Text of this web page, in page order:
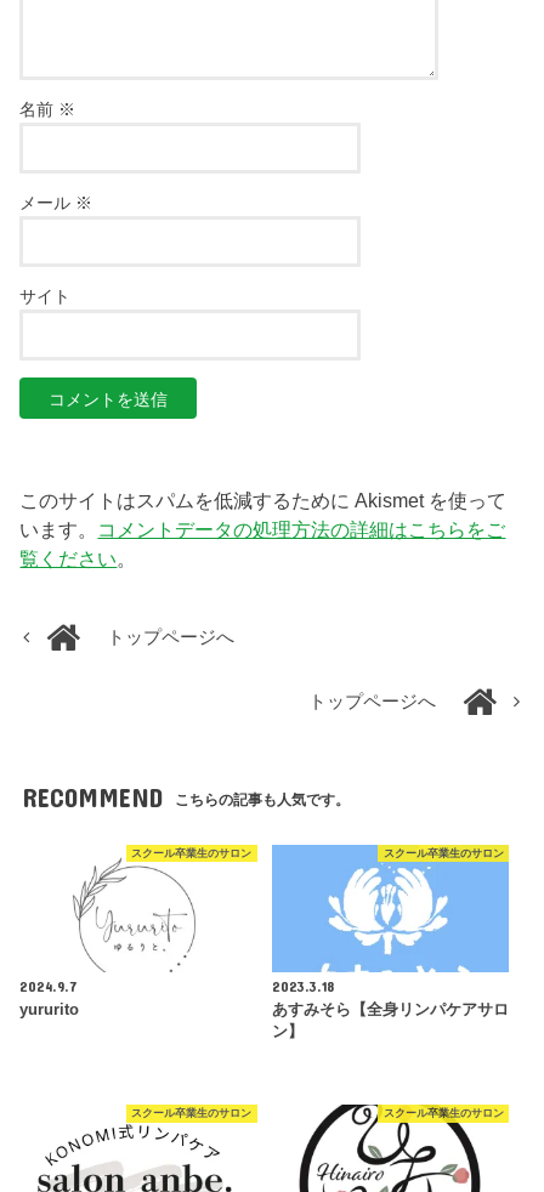
名前 ※
メール ※
サイト
このサイトはスパムを低減するために Akismet を使って
います。 コメントデータの処理方法の詳細はこちらをご
覧ください。
トップページへ
トップページへ
RECOMMEND こちらの記事も人気です。
スクール卒業生のサロン
2024.9.7
yururito
スクール卒業生のサロン
2023.3.18
あすみそら【全身リンパケアサロ
ン】
スクール卒業生のサロン スクール卒業生のサロン